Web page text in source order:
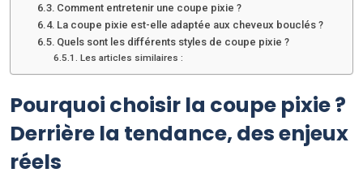
Comment entretenir une coupe pixie ?
La coupe pixie est-elle adaptée aux cheveux bouclés ?
Quels sont les différents styles de coupe pixie ?
Les articles similaires :
Pourquoi choisir la coupe pixie ?
Derrière la tendance, des enjeux
réels